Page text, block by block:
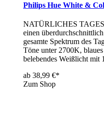
Philips Hue White &
NATÜRLICHES
einen
gesamte Spektrum des
Töne unter 2700K,
belebendes Weißlicht
ab 38,99 €*
Zum Shop